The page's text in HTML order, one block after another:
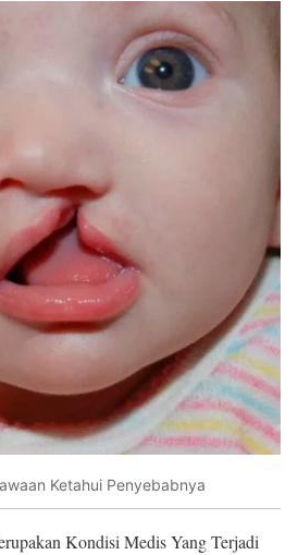
Ketahui Penyebabnya
Kondisi Medis Yang Terjadi